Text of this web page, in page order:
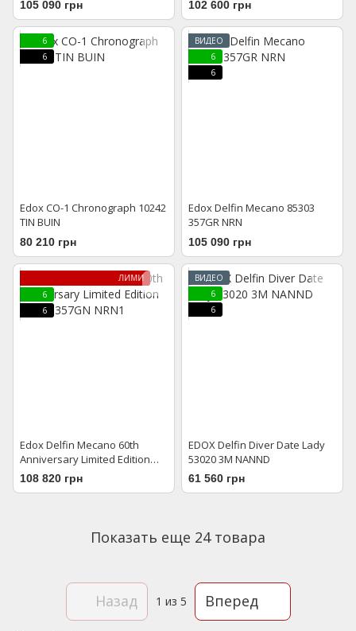
105 090 грн 102 600 грн
6
6
Edox CO-1 Chronograph 10242
TIN BUIN
80 210 грн
ВИДЕО
6
6
Edox Delfin Mecano 85303
357GR NRN
105 090 грн
ЛИМИТИРОВАННАЯ МОДЕЛЬ
6
6
Edox Delfin Mecano 60th
Anniversary Limited Edition
85304 357GN NRN1
108 820 грн
ВИДЕО
6
6
EDOX Delfin Diver Date Lady
53020 3M NANND
61 560 грн
Показать еще 24 товара
Назад 1 из 5 Вперед